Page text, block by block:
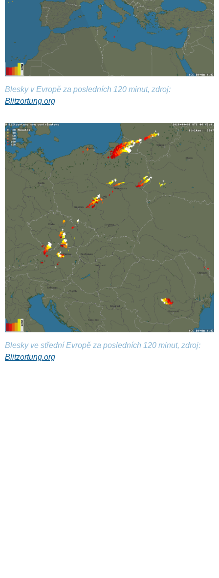
Blesky v Evropě za posledních 120 minut, zdroj:
Blitzortung.org
Blesky ve střední Evropě za posledních 120 minut, zdroj:
Blitzortung.org